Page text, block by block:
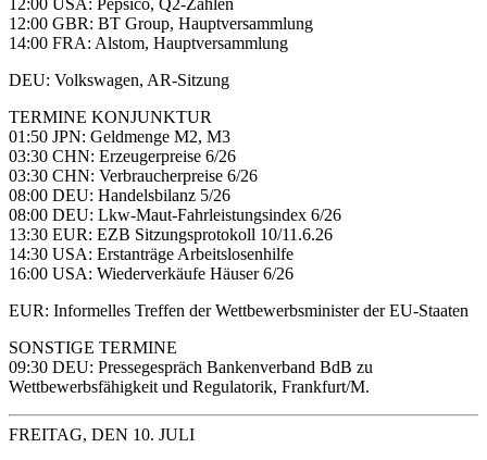
12:00 GBR: BT Group, Hauptversammlung
14:00 FRA: Alstom, Hauptversammlung
DEU: Volkswagen, AR-Sitzung
TERMINE KONJUNKTUR
01:50 JPN: Geldmenge M2, M3
03:30 CHN: Erzeugerpreise 6/26
03:30 CHN: Verbraucherpreise 6/26
08:00 DEU: Handelsbilanz 5/26
08:00 DEU: Lkw-Maut-Fahrleistungsindex 6/26
13:30 EUR: EZB Sitzungsprotokoll 10/11.6.26
14:30 USA: Erstanträge Arbeitslosenhilfe
16:00 USA: Wiederverkäufe Häuser 6/26
EUR: Informelles Treffen der Wettbewerbsminister der EU-Staaten
SONSTIGE TERMINE
09:30 DEU: Pressegespräch Bankenverband BdB zu
Wettbewerbsfähigkeit und Regulatorik, Frankfurt/M.
FREITAG, DEN 10. JULI